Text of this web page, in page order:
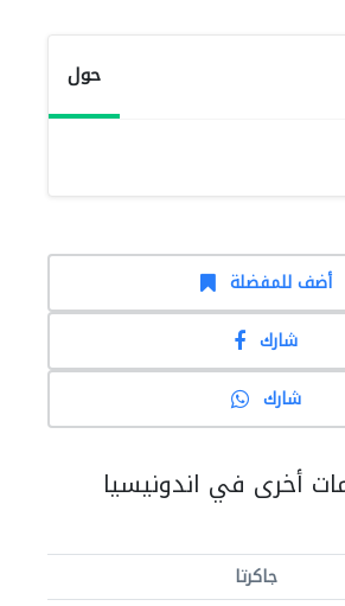
حول
أضف للمفضلة
شارك
شارك
أخرى في اندونيسيا
جاكرتا